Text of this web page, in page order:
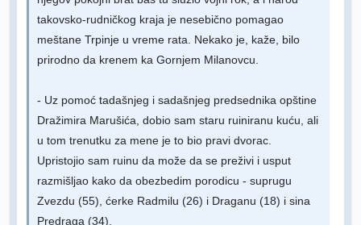
takovsko-rudničkog kraja je nesebično pomagao
meštane Trpinje u vreme rata. Nekako je, kaže, bilo
prirodno da krenem ka Gornjem Milanovcu.
- Uz pomoć tadašnjeg i sadašnjeg predsednika opštine
Dražimira Marušića, dobio sam staru ruiniranu kuću, ali
u tom trenutku za mene je to bio pravi dvorac.
Upristojio sam ruinu da može da se preživi i usput
razmišljao kako da obezbedim porodicu - suprugu
Zvezdu (55), ćerke Radmilu (26) i Draganu (18) i sina
Predraga (34).